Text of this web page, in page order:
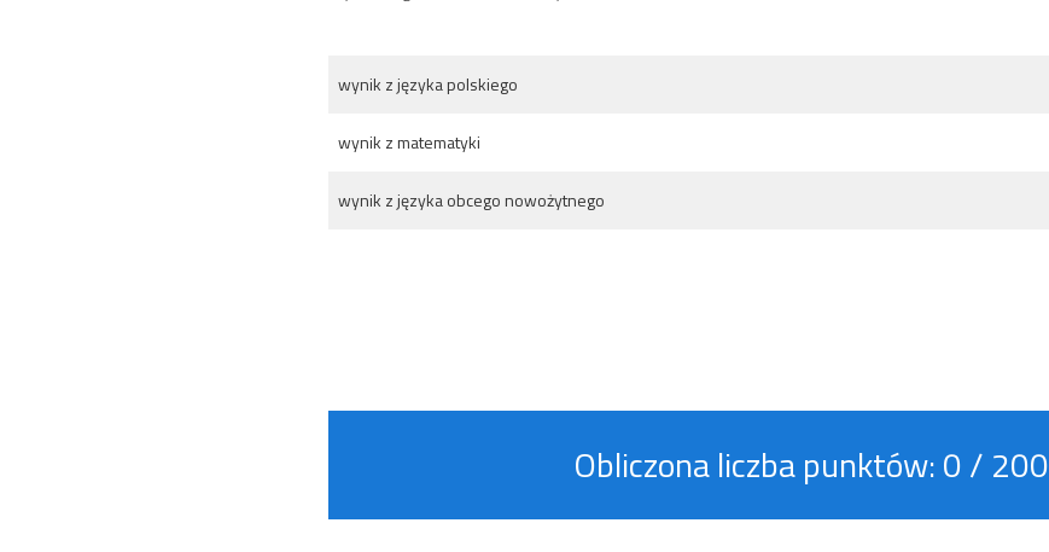
wynik z języka polskiego
wynik z matematyki
wynik z języka obcego nowożytnego
Obliczona liczba punktów:0/ 200